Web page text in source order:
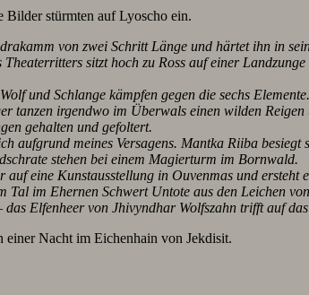
Bilder stürmten auf Lyoscho ein.
von zwei Schritt Länge und härtet ihn in
Theaterritters sitzt hoch zu Ross auf einer
und Schlange kämpfen gegen die sechs
tanzen irgendwo im Überwals einen wilden
gehalten und gefoltert.
aufgrund meines Versagens. Mantka Riiba
stehen bei einem Magierturm im Bornwald.
eine Kunstausstellung in Ouvenmas und ersteht
Tal im Ehernen Schwert Untote aus den Leichen
das Elfenheer von Jhivyndhar Wolfszahn trifft auf
Nacht im Eichenhain von Jekdisit.